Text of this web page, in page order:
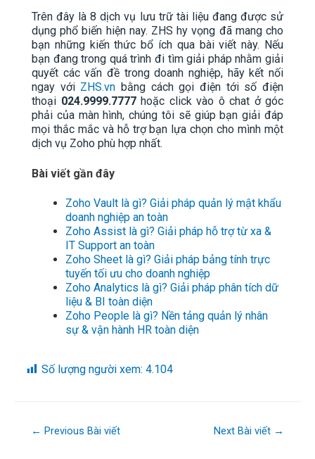
Trên đây là 8 dịch vụ lưu trữ tài liệu đang được sử
dụng phổ biến hiện nay. ZHS hy vọng đã mang cho
bạn những kiến thức bổ ích qua bài viết này. Nếu
bạn đang trong quá trình đi tìm giải pháp nhằm giải
quyết các vấn đề trong doanh nghiệp, hãy kết nối
ngay với ZHS.vn bằng cách gọi điện tới số điện
thoại 024.9999.7777hoặc click vào ô chat ở góc
phải của màn hình, chúng tôi sẽ giúp bạn giải đáp
mọi thắc mắc và hỗ trợ bạn lựa chọn cho mình một
dịch vụ Zoho phù hợp nhất.
Bài viết gần đây
Zoho Vault là gì? Giải pháp quản lý mật khẩu
doanh nghiệp an toàn
Zoho Assist là gì? Giải pháp hỗ trợ từ xa &
IT Support an toàn
Zoho Sheet là gì? Giải pháp bảng tính trực
tuyến tối ưu cho doanh nghiệp
Zoho Analytics là gì? Giải pháp phân tích dữ
liệu & BI toàn diện
Zoho People là gì? Nền tảng quản lý nhân
sự & vận hành HR toàn diện
Số lượng người xem: 4.104
← Previous Bài viết Next Bài viết →